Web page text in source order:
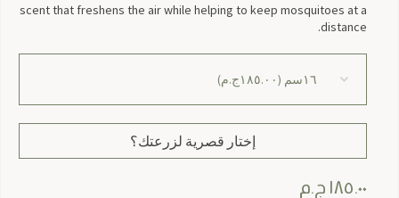
scent that freshens the air while helping to keep mosquitoes at a
distance.
إختار قصرية لزرعتك؟
١٨٥.٠٠ ج.م